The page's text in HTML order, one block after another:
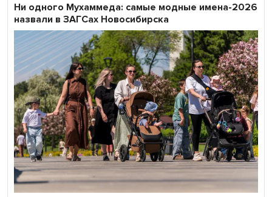
Ни одного Мухаммеда: самые модные имена-2026
назвали в ЗАГСах Новосибирска